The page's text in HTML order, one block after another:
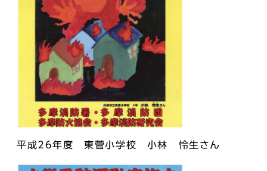
平成26年度 東菅小学校 小林 怜生さん